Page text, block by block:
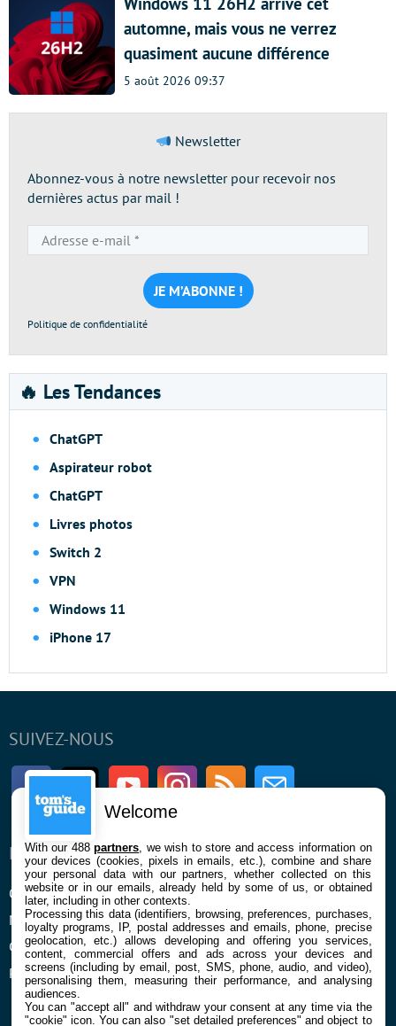
automne, mais vous ne verrez
quasiment aucune différence
5 août 2026 09:37
Newsletter
Abonnez-vous à notre newsletter pour recevoir nos
dernières actus par mail !
e-
mail
*
Politique de confidentialité
🔥 Les Tendances
ChatGPT
Aspirateur robot
ChatGPT
Livres photos
Switch 2
VPN
Windows 11
iPhone 17
SUIVEZ-NOUS
FacebookTwitter Youtube InstagramRSS Newsletter
ENTREPRISE
Qui sommes nous
Mentions légales et CGU
Confidentialité et Cookies
Préférences cookies
À PROPOS
La rédaction
Contact
Welcome
With our 488partners , we wish to store and access information on
your devices (cookies, pixels in emails, etc.), combine and share
your personal data with our partners, whether collected on this
website or in our emails, already held by some of us, or obtained
later, including in other contexts.
Processing this data (identifiers, browsing, preferences, purchases,
loyalty programs, IP, postal addresses and emails, phone, precise
geolocation, etc.) allows developing and offering you services,
content, commercial offers and ads across your devices and
screens (including by email, post, SMS, phone, audio, and video),
personalising them, measuring their performance, and analysing
audiences.
You can "accept all" and withdraw your consent at any time via the
"cookie" icon. You can also "set detailed preferences" and object to